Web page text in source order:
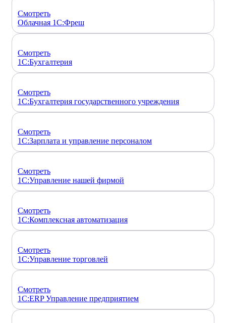
Смотреть
Облачная 1С:Фреш
Смотреть
1С:Бухгалтерия
Смотреть
1С:Бухгалтерия государственного учреждения
Смотреть
1С:Зарплата и управление персоналом
Смотреть
1С:Управление нашей фирмой
Смотреть
1С:Комплексная автоматизация
Смотреть
1С:Управление торговлей
Смотреть
1С:ERP Управление предприятием